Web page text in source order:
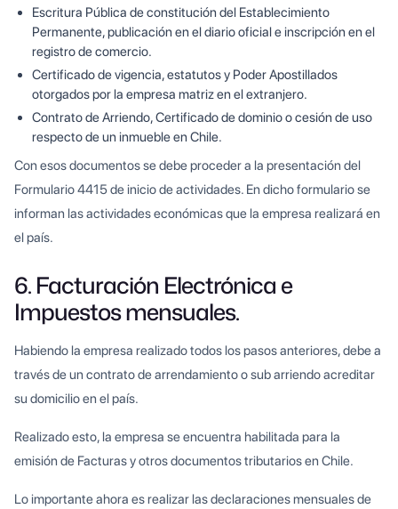
Escritura Pública de constitución del Establecimiento
Permanente, publicación en el diario oficial e inscripción en el
registro de comercio.
Certificado de vigencia, estatutos y Poder Apostillados
otorgados por la empresa matriz en el extranjero.
Contrato de Arriendo, Certificado de dominio o cesión de uso
respecto de un inmueble en Chile.
Con esos documentos se debe proceder a la presentación del
Formulario 4415 de inicio de actividades. En dicho formulario se
informan las actividades económicas que la empresa realizará en
el país.
6. Facturación Electrónica e
Impuestos mensuales.
Habiendo la empresa realizado todos los pasos anteriores, debe a
través de un contrato de arrendamiento o sub arriendo acreditar
su domicilio en el país.
Realizado esto, la empresa se encuentra habilitada para la
emisión de Facturas y otros documentos tributarios en Chile.
Lo importante ahora es realizar las declaraciones mensuales de